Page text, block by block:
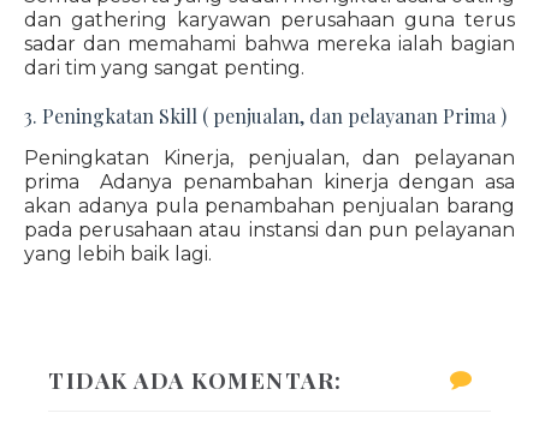
dan gathering karyawan perusahaan guna terus
sadar dan memahami bahwa mereka ialah bagian
dari tim yang sangat penting.
3. Peningkatan Skill ( penjualan, dan pelayanan Prima )
Peningkatan Kinerja, penjualan, dan pelayanan
prima Adanya penambahan kinerja dengan asa
akan adanya pula penambahan penjualan barang
pada perusahaan atau instansi dan pun pelayanan
yang lebih baik lagi.
TIDAK ADA KOMENTAR: